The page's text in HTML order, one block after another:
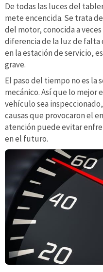
De todas las luces del
mete encencida. Se trata
del motor, conocida a
diferencia de la luz de
en la estación de servicio,
grave.
El paso del tiempo no es la
mecánico. Así que lo mejor
vehículo sea
causas que provocaron el
atención puede evitar
en el futuro.